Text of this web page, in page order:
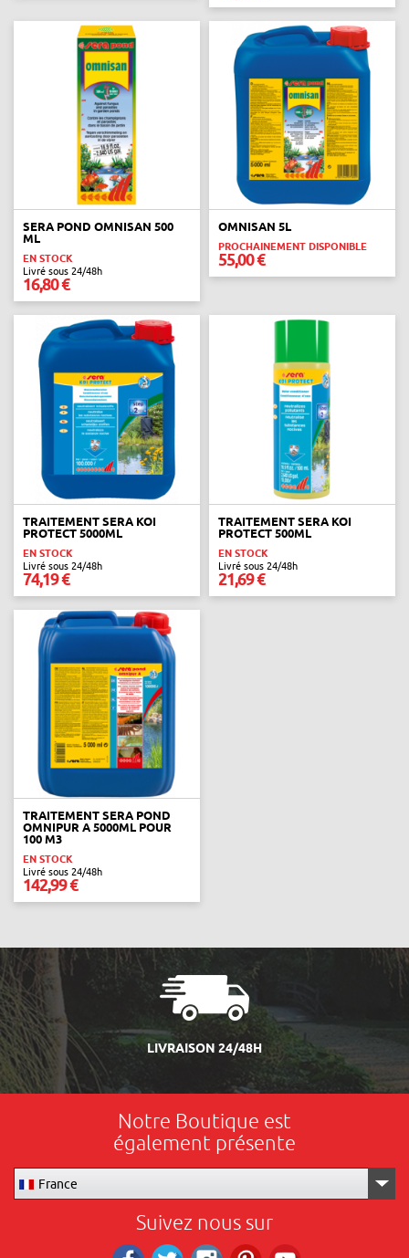
SERA POND OMNISAN 500
ML
EN STOCK
Livré sous 24/48h
16,80 €
OMNISAN 5L
PROCHAINEMENT DISPONIBLE
55,00 €
TRAITEMENT SERA KOI
PROTECT 5000ML
EN STOCK
Livré sous 24/48h
74,19 €
TRAITEMENT SERA KOI
PROTECT 500ML
EN STOCK
Livré sous 24/48h
21,69 €
TRAITEMENT SERA POND
OMNIPUR A 5000ML POUR
100 M3
EN STOCK
Livré sous 24/48h
142,99 €
LIVRAISON 24/48H
Notre Boutique est
également présente
France
Suivez nous sur